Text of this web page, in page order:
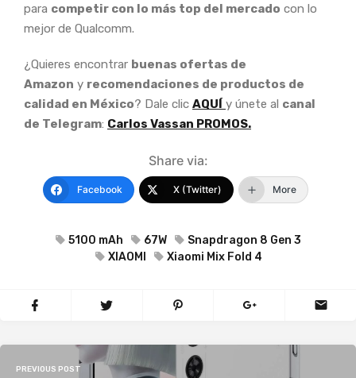
para competir con lo más top del mercado con lo
mejor de Qualcomm.
¿Quieres encontrar buenas ofertas de
Amazon y recomendaciones de productos de
calidad en México? Dale clic AQUÍ y únete al canal
de Telegram: Carlos Vassan PROMOS.
Share via:
Facebook X (Twitter) More
5100 mAh 67W
Snapdragon 8 Gen 3
XIAOMI
Xiaomi Mix Fold 4
PREVIOUS POST